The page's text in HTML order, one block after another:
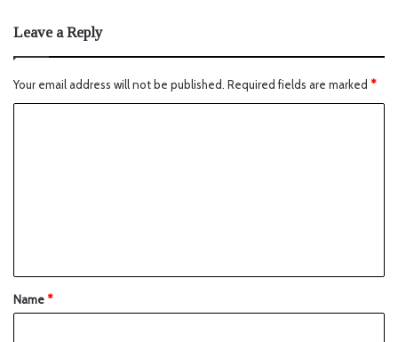
Leave a Reply
Your email address will not be published. Required fields are marked *
Name*